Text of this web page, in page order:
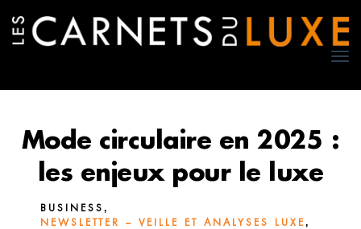
Mode circulaire en 2025 :
les enjeux pour le luxe
BUSINESS ,
NEWSLETTER – VEILLE ET ANALYSES LUXE,